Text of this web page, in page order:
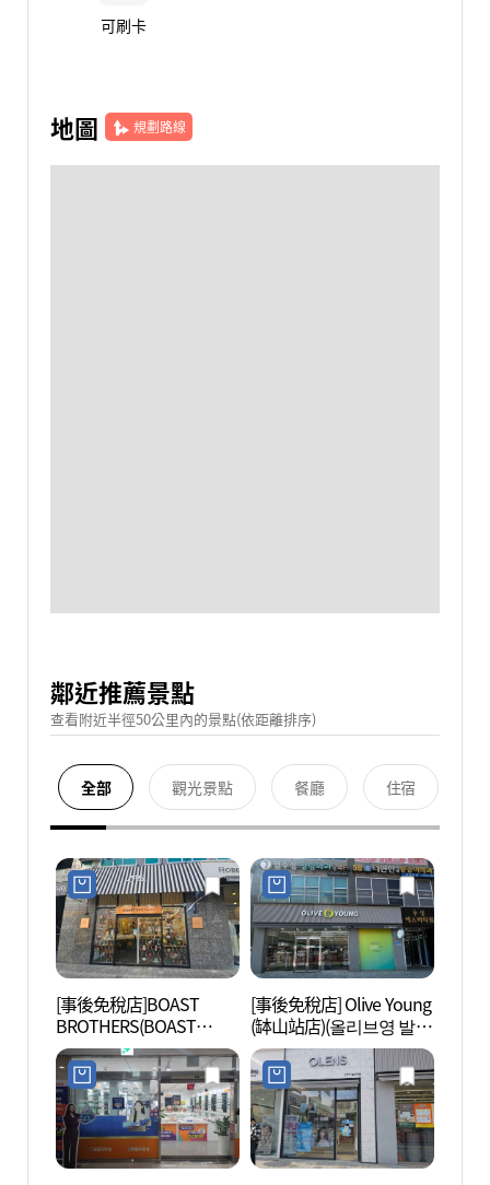
可刷卡
地圖 規劃路線
鄰近推薦景點
查看附近半徑50公里內的景點(依距離排序)
全部 觀光景點 餐廳 住宿
[事後免稅店]BOAST
BROTHERS(BOAST
BROTHERS)
[事後免稅店] Olive Young
(缽山站店)(올리브영 발산
역점)